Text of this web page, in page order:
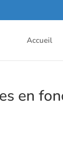
Accueil
en